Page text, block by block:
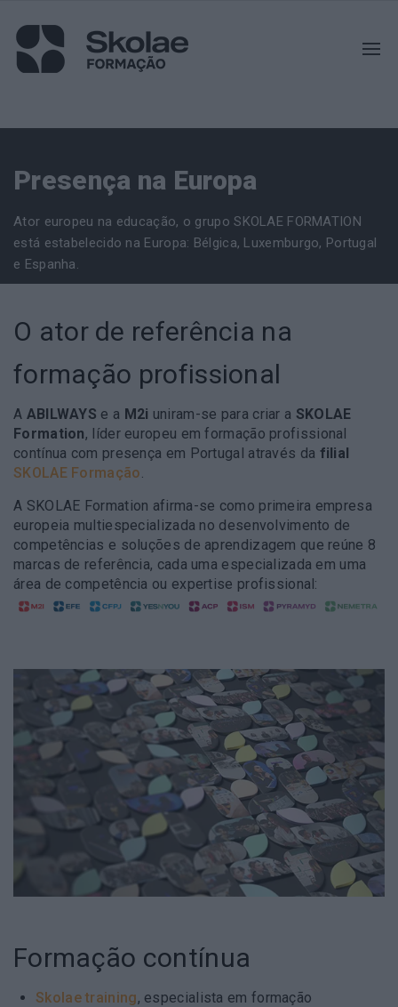
Presença na Europa
Ator europeu na educação, o grupo SKOLAE FORMATION
está estabelecido na Europa: Bélgica, Luxemburgo, Portugal
e Espanha.
O ator de referência na
formação profissional
A ABILWAYS e a M2i uniram-se para criar a SKOLAE
Formation, líder europeu em formação profissional
contínua com presença em Portugal através da filial
SKOLAE Formação.
A SKOLAE Formation afirma-se como primeira empresa
europeia multiespecializada no desenvolvimento de
competências e soluções de aprendizagem que reúne 8
marcas de referência, cada uma especializada em uma
área de competência ou expertise profissional:
Formação contínua
Skolae training, especialista em formação